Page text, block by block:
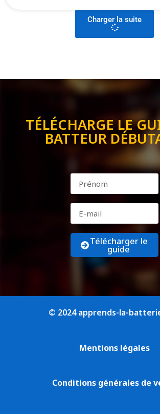
Charger la suite
TÉLÉCHARGE LE
BATTEUR
Télécharger le
guide
© 2024 apprends-la-
Mentions légales
Conditions générales de